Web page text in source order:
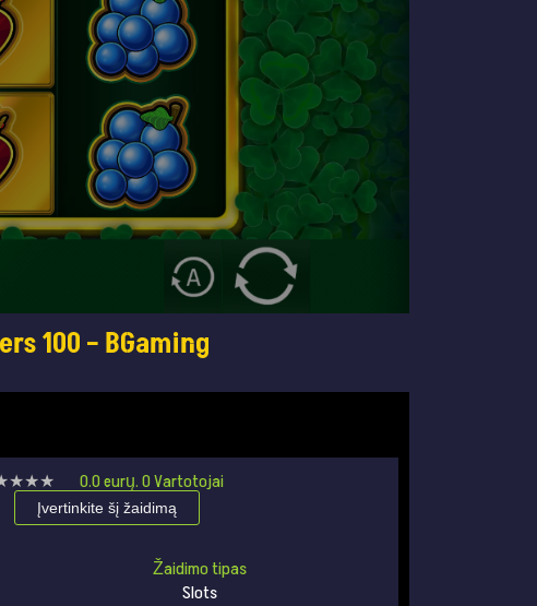
100 – BGaming
0.0eurų.0Vartotojai
Įvertinkite šį žaidimą
Žaidimo tipas
Slots